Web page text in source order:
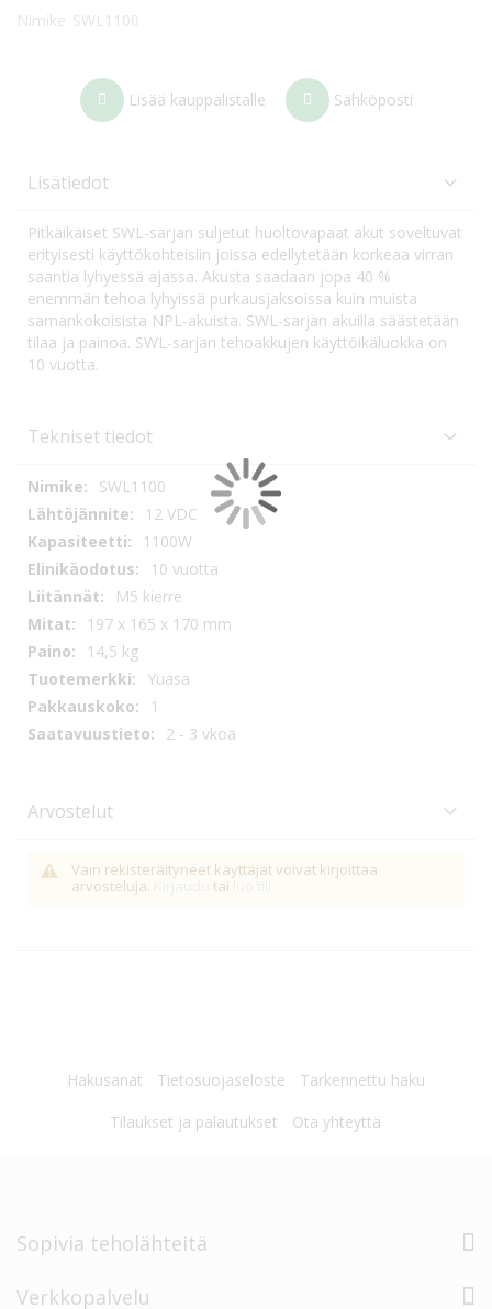
Nimike SWL1100
Lisää kauppalistalle Sähköposti
Lisätiedot
Pitkäikäiset SWL-sarjan suljetut huoltovapaat akut soveltuvat
erityisesti käyttökohteisiin joissa edellytetään korkeaa virran
saantia lyhyessä ajassa. Akusta saadaan jopa 40 %
enemmän tehoa lyhyissä purkausjaksoissa kuin muista
samankokoisista NPL-akuista. SWL-sarjan akuilla säästetään
tilaa ja painoa. SWL-sarjan tehoakkujen käyttöikäluokka on
10 vuotta.
Tekniset tiedot
Tekniset
tiedot
SWL1100
12 VDC
1100W
10 vuotta
M5 kierre
197 x 165 x 170 mm
14,5 kg
Yuasa
1
2 - 3 vkoa
Arvostelut
Vain rekisteräityneet käyttäjät voivat kirjoittaa
arvosteluja.
tai
Hakusanat Tietosuojaseloste
Tarkennettu haku
Tilaukset ja palautukset
Ota yhteyttä
Sopivia teholähteitä
Verkkopalvelu